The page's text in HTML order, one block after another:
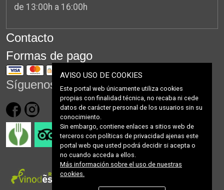
de 13:00h a 16:00h
Contacto
Formas de pago
Síguenos en
AVISO USO DE COOKIES
Este portal web únicamente utiliza cookies
propias con finalidad técnica, no recaba ni cede
datos de carácter personal de los usuarios sin su
conocimiento.
Sin embargo, contiene enlaces a sitios web de
terceros con políticas de privacidad ajenas este
portal web que usted podrá decidir si acepta o
no cuando acceda a ellos.
Más información sobre el uso de nuestras
cookies.